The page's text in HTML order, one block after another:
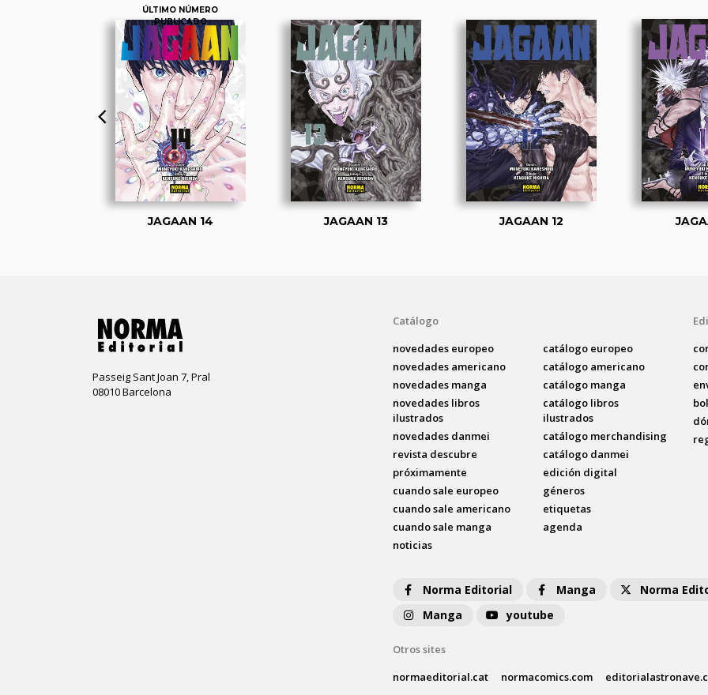
ÚLTIMO NÚMERO
PUBLICADO
JAGAAN 14 JAGAAN 13 JAGAAN 12
Passeig Sant Joan 7, Pral
08010 Barcelona
Catálogo
novedades europeo
novedades americano
novedades manga
novedades libros
ilustrados
novedades danmei
revista descubre
próximamente
cuando sale europeo
cuando sale americano
cuando sale manga
noticias
catálogo europeo
catálogo americano
catálogo manga
catálogo libros
ilustrados
catálogo merchandising
catálogo danmei
edición digital
géneros
etiquetas
agenda
Norma Editorial Manga Norma
Manga
youtube
Otros sites
normaeditorial.cat
normacomics.com